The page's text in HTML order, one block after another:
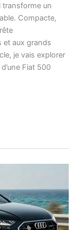
transforme un
Compacte,
et aux grands
je vais explorer
Fiat 500